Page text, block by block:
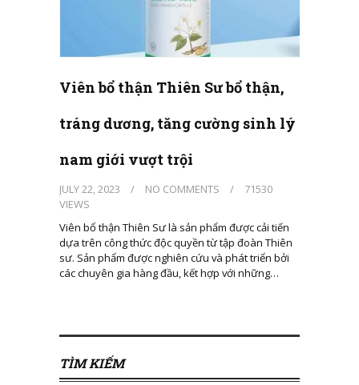
Viên bổ thận Thiên Sư bổ thận,
tráng dương, tăng cường sinh lý
nam giới vượt trội
JULY 22, 2023 / NO COMMENTS /
71530
VIEWS
Viên bổ thận Thiên Sư là sản phẩm được cải tiến
dựa trên công thức độc quyền từ tập đoàn Thiên
sư. Sản phẩm được nghiên cứu và phát triển bởi
các chuyên gia hàng đầu, kết hợp với những…
TÌM KIẾM